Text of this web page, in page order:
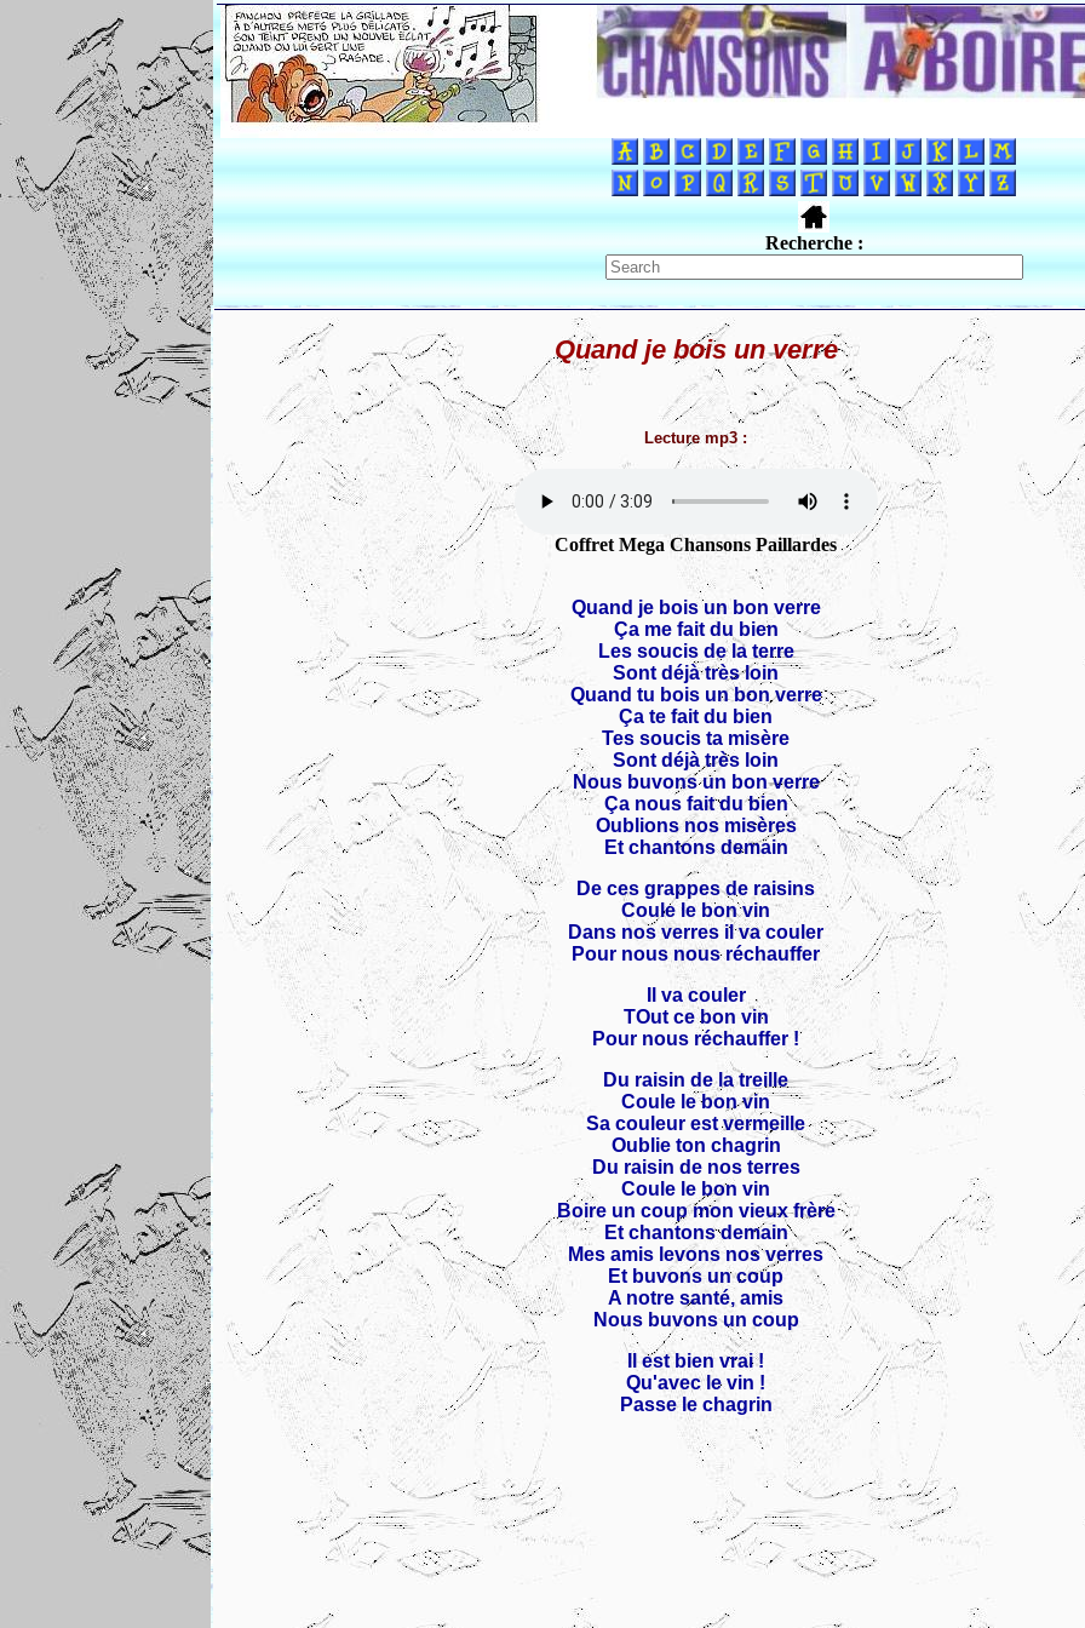
Recherche :
Quand je bois un verre
Lecture mp3 :
Coffret Mega Chansons Paillardes
Quand je bois un bon verre
Ça me fait du bien
Les soucis de la terre
Sont déjà très loin
Quand tu bois un bon verre
Ça te fait du bien
Tes soucis ta misère
Sont déjà très loin
Nous buvons un bon verre
Ça nous fait du bien
Oublions nos misères
Et chantons demain
De ces grappes de raisins
Coule le bon vin
Dans nos verres il va couler
Pour nous nous réchauffer
Il va couler
TOut ce bon vin
Pour nous réchauffer !
Du raisin de la treille
Coule le bon vin
Sa couleur est vermeille
Oublie ton chagrin
Du raisin de nos terres
Coule le bon vin
Boire un coup mon vieux frère
Et chantons demain
Mes amis levons nos verres
Et buvons un coup
A notre santé, amis
Nous buvons un coup
Il est bien vrai !
Qu'avec le vin !
Passe le chagrin